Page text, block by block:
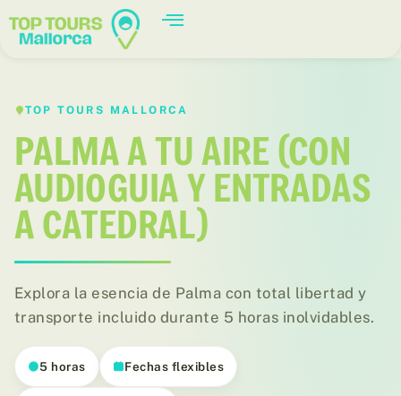
TOP TOURS MALLORCA
PALMA A TU AIRE (CON
AUDIOGUIA Y ENTRADAS
A CATEDRAL)
Explora la esencia de Palma con total libertad y
transporte incluido durante 5 horas inolvidables.
5 horas Fechas flexibles